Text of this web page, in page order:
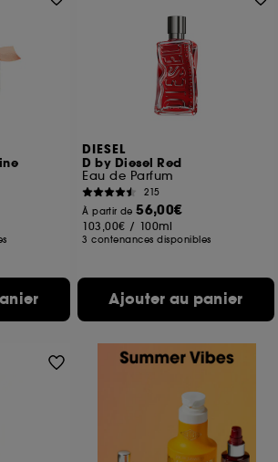
DIESEL
D by Diesel Red
Eau de Parfum
215
À partir de56,00€
103,00€ / 100ml
3 contenances disponibles
Ajouter au panier